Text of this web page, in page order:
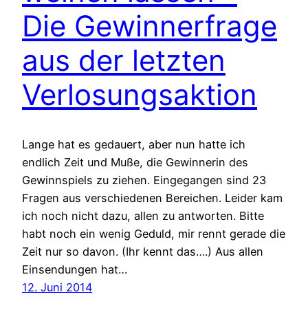
Die Gewinnerfrage
aus der letzten
Verlosungsaktion
Lange hat es gedauert, aber nun hatte ich
endlich Zeit und Muße, die Gewinnerin des
Gewinnspiels zu ziehen. Eingegangen sind 23
Fragen aus verschiedenen Bereichen. Leider kam
ich noch nicht dazu, allen zu antworten. Bitte
habt noch ein wenig Geduld, mir rennt gerade die
Zeit nur so davon. (Ihr kennt das….) Aus allen
Einsendungen hat…
12. Juni 2014